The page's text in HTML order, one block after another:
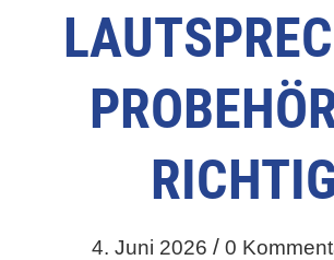
RICHTIG
4. Juni 2026 / 0